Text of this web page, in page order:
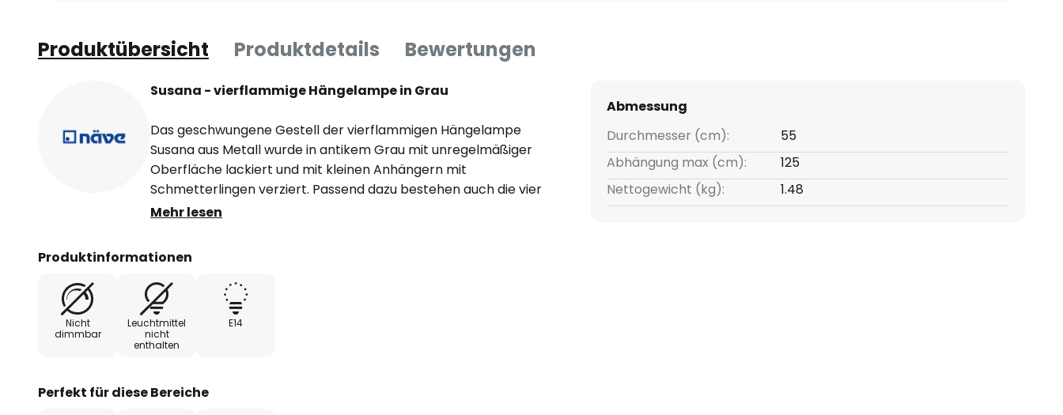
Produktübersicht Produktdetails Bewertungen
Susana - vierflammige Hängelampe in Grau
Das geschwungene Gestell der vierflammigen Hängelampe
Susana aus Metall wurde in antikem Grau mit unregelmäßiger
Oberfläche lackiert und mit kleinen Anhängern mit
Schmetterlingen verziert. Passend dazu bestehen auch die vier
Schirme aus grauem Stoff mit leichter Struktur. Die Hängelampe
Wohnküche im Landhausstil. Um den Tisch energiesparend zu
40 W auch moderne LED-Leuchtmittel einsetzen, die sich außer
in Bezug auf die Energieeffizienz auch durch eine um ein
Vielfaches längere Lebensdauer gegenüber Glühlampen
auszeichnen.
Mehr lesen
Produktinformationen
Nicht
dimmbar
Leuchtmittel
nicht
enthalten
E14
Perfekt für diese Bereiche
Abmessung
Durchmesser (cm):
55
Abhängung max (cm):
125
Nettogewicht (kg):
1.48